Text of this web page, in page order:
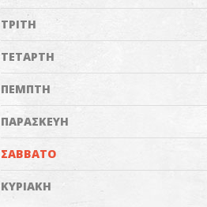
ΤΡΙΤΗ
ΤΕΤΑΡΤΗ
ΠΕΜΠΤΗ
ΠΑΡΑΣΚΕΥΗ
ΣΑΒΒΑΤΟ
ΚΥΡΙΑΚΗ